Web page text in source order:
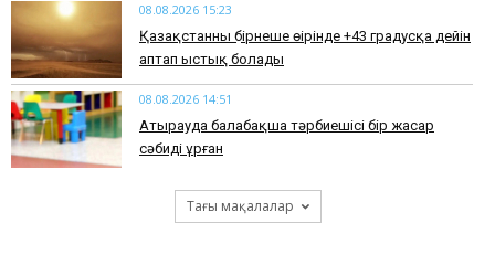
08.08.2026 15:23
Қазақстанның бірнеше өңірінде +43 градусқа дейін
аптап ыстық болады
08.08.2026 14:51
Атырауда балабақша тәрбиешісі бір жасар
сәбиді ұрған
Тағы мақалалар